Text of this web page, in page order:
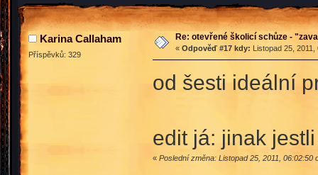
Karina Callaham
Příspěvků: 329
Re: otevřené školicí schůze -
« Odpověď #17 kdy: Listopad 25,
od šesti ideální
edit já: jinak
« Poslední změna: Listopad 25, 2011, 06:02:50